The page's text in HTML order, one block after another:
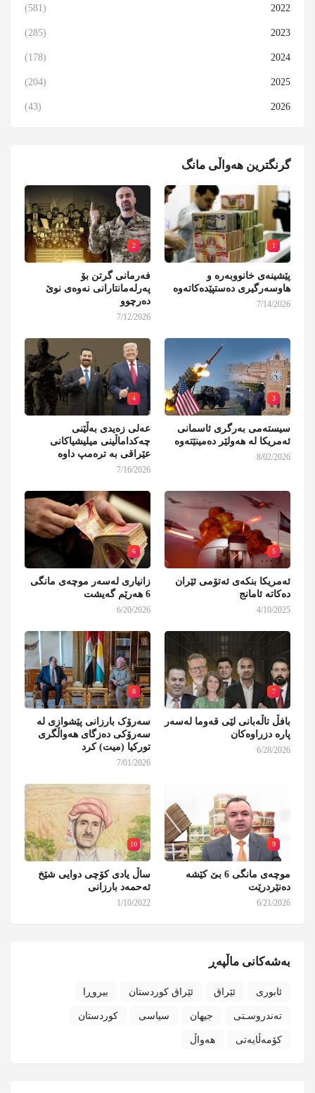
2022
(581)
2023
(285)
2024
(178)
2025
(204)
2026
(43)
گرنگترین هەواڵی مانگ
1
پێشینەی خانووبەرە و
هاوسەرگیری دەستپێدەکاتەوە
7/14/2026
2
فەرمانی گرتن بۆ
پەرلەمانتارانی نەوەی نوێ
دەرچوو
7/12/2026
3
سیستەمی بەرگری ئاسمانی
ئەمریکا لە هەولێر دەمینێتەوە
8/02/2026
4
عەلی زەیدی بەڵێنی
چەکداماڵینی میلیشیاکانی
عێراقی بە ترەمپ داوە
7/16/2026
5
ئەمریکا بنکەی ئەتۆمی ئێران
دەکاتە ئامانج
4/10/2025
6
زانیاری لەسەر موچەی مانگی
6 هەرێم گەیشت
6/20/2026
7
بافڵ تاڵەبانی لێی قەوما لەسەر
پارە دزراوەکان
6/28/2026
8
سەرۆک بارزانی پێشوازی لە
سەرۆکی دەزگای هەواڵگری
تورکیا (میت) کرد
7/01/2026
9
موچەی مانگی 6 بێ کێشە
دەنێردرێت
6/21/2026
10
ساڵ یادی کۆچی دوایی شێخ
ئەحمەد بارزانی
1/10/2022
بەشەکانی ماڵپەڕ
ئابوری ئێراق ئێراق کوردستان بیروڕا
تەندروسـتی جیهان سیاسی کوردستان
کۆمەڵایەتی هەواڵ